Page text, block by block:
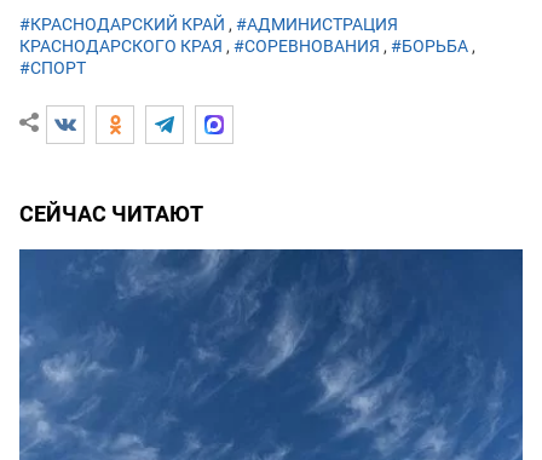
#КРАСНОДАРСКИЙ КРАЙ , #АДМИНИСТРАЦИЯ
КРАСНОДАРСКОГО КРАЯ , #СОРЕВНОВАНИЯ , #БОРЬБА,
#СПОРТ
СЕЙЧАС ЧИТАЮТ